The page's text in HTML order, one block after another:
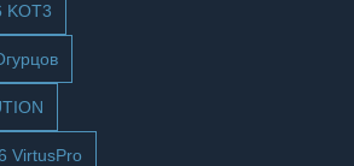
KOT3
VirtusPro